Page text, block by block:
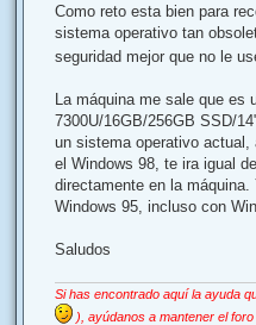
j
Como reto esta bien para
sistema operativo tan
seguridad mejor que no le
La máquina me sale que es
7300U/16GB/256GB SSD/
un sistema operativo
el Windows 98, te ira igual
directamente en la
Windows 95, incluso con
Saludos
Si has encontrado aquí la ayuda
), ayúdanos a mantener el